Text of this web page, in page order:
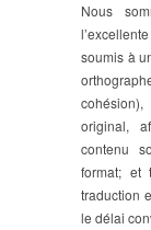
Nous
soumis à
original,
contenu
format; et
traduction
le délai